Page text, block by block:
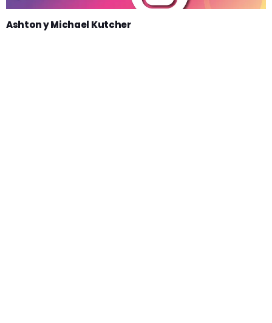
Ashton y Michael Kutcher